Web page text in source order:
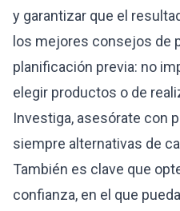
y garantizar que el
los mejores consejos de
planificación previa: no
elegir productos o de
Investiga, asesórate con
siempre alternativas de
También es clave que
confianza, en el que